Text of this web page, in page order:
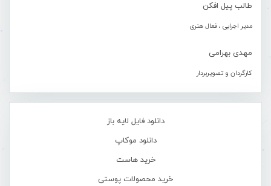
طالب پیل افکن
مدیر اجرایی ، فعال هنری
مهدی بهرامی
کارگردان و تصویربردار
دانلود فایل لایه باز
دانلود موکاپ
خرید هاست
خرید محصولات پوستی